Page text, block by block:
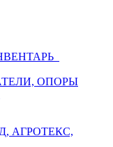
ОПОРЫ
АГРОТЕКС,